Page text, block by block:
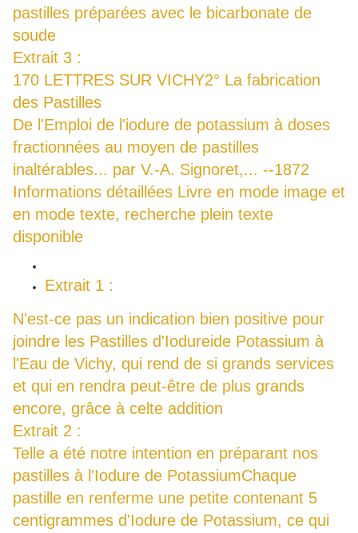
pastilles préparées avec le bicarbonate de
soude
Extrait 3 :
170 LETTRES SUR VICHY2° La fabrication
des Pastilles
De l'Emploi de l'iodure de potassium à doses
fractionnées au moyen de pastilles
inaltérables... par V.-A. Signoret,... --1872
Informations détaillées Livre en mode image et
en mode texte, recherche plein texte
disponible
Extrait 1 :
N'est-ce pas un indication bien positive pour
joindre les Pastilles d'Iodureide Potassium à
l'Eau de Vichy, qui rend de si grands services
et qui en rendra peut-être de plus grands
encore, grâce à celte addition
Extrait 2 :
Telle a été notre intention en préparant nos
pastilles à l'Iodure de PotassiumChaque
pastille en renferme une petite contenant 5
centigrammes d'Iodure de Potassium, ce qui